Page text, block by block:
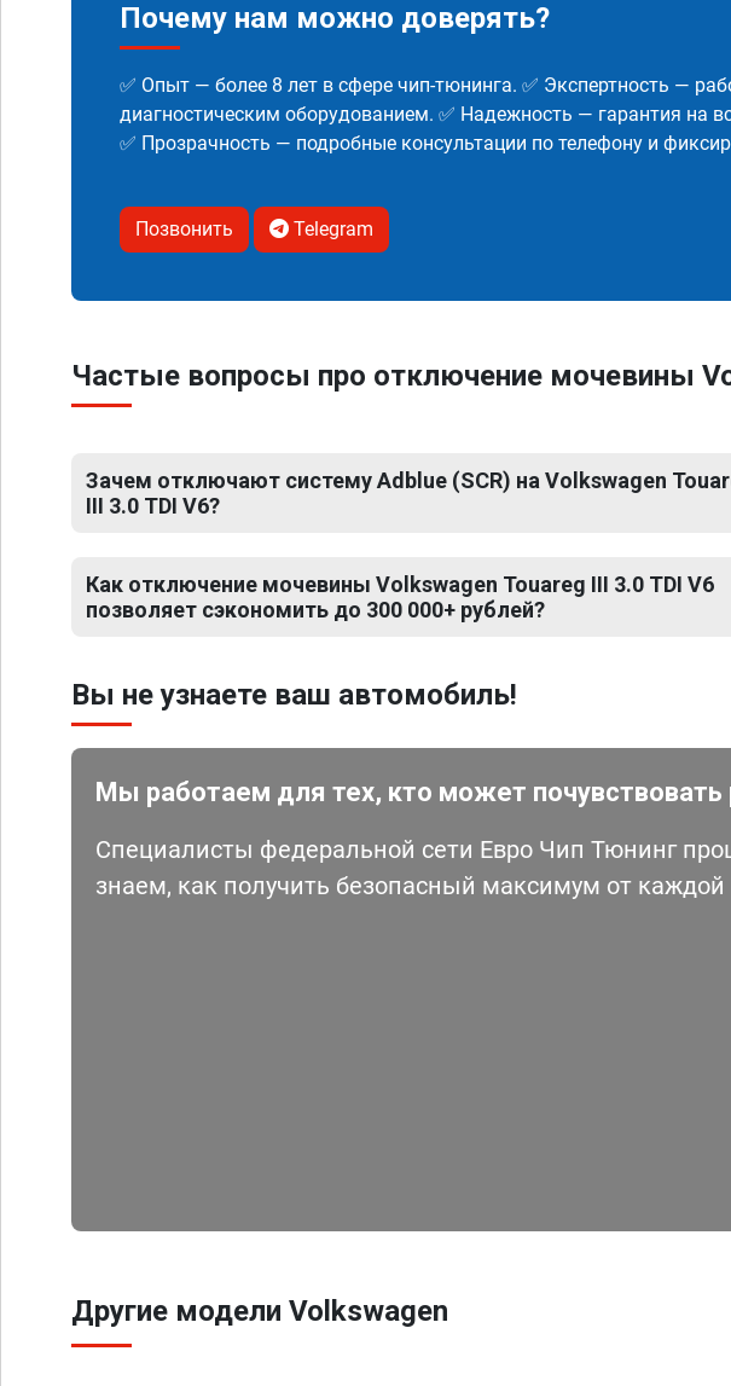
Почему нам можно доверять?
✅ Опыт — более 8 лет в сфере чип-тюнинга. ✅ Экспертность —
диагностическим оборудованием. ✅ Надежность — гарантия на
✅ Прозрачность — подробные консультации по телефону и
Позвонить Telegram
Частые вопросы про отключение мочевины
Зачем отключают систему Adblue (SCR) на Volkswagen
III 3.0 TDI V6?
Как отключение мочевины Volkswagen Touareg III 3.0 TDI V6
позволяет сэкономить до 300 000+ рублей?
Вы не узнаете ваш автомобиль!
Мы работаем для тех, кто может почувствовать
Специалисты федеральной сети Евро Чип Тюнинг
знаем, как получить безопасный максимум от
Другие модели Volkswagen